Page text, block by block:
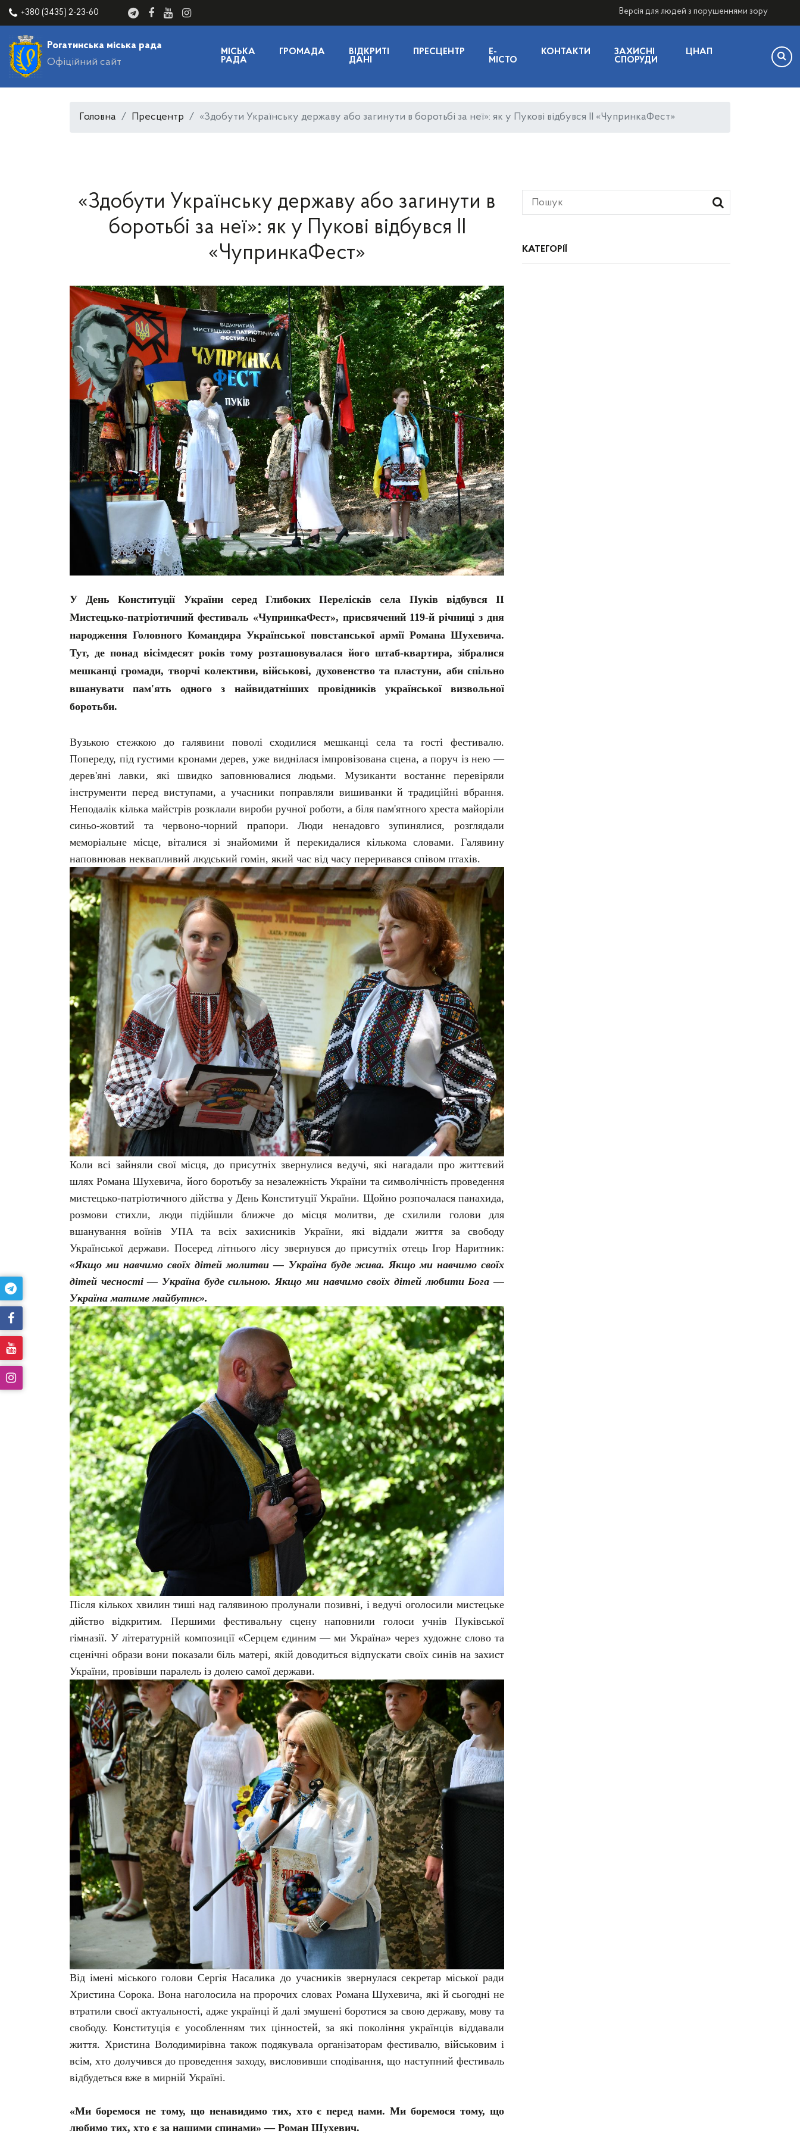
+380 (3435) 2-23-60 Версія для людей з порушеннями зору
Рогатинська міська рада
Офіційний сайт
МІСЬКА
РАДА
ГРОМАДА
ВІДКРИТІ
ДАНІ
ПРЕСЦЕНТР
E-
МІСТО
КОНТАКТИ
ЗАХИСНІ
СПОРУДИ
ЦНАП
Головна Пресцентр «Здобути Українську державу або загинути в боротьбі за неї»: як у Пукові відбувся ІІ «ЧупринкаФест»
КАТЕГОРІЇ
«Здобути Українську державу або загинути в
боротьбі за неї»: як у Пукові відбувся ІІ
«ЧупринкаФест»
У День Конституції України серед Глибоких Перелісків села Пуків відбувся ІІ
Мистецько-патріотичний фестиваль «ЧупринкаФест», присвячений 119-й річниці з дня
народження Головного Командира Української повстанської армії Романа Шухевича.
Тут, де понад вісімдесят років тому розташовувалася його штаб-квартира, зібралися
мешканці громади, творчі колективи, військові, духовенство та пластуни, аби спільно
вшанувати пам'ять одного з найвидатніших провідників української визвольної
боротьби.
Вузькою стежкою до галявини поволі сходилися мешканці села та гості фестивалю.
Попереду, під густими кронами дерев, уже виднілася імпровізована сцена, а поруч із нею —
дерев'яні лавки, які швидко заповнювалися людьми. Музиканти востаннє перевіряли
інструменти перед виступами, а учасники поправляли вишиванки й традиційні вбрання.
Неподалік кілька майстрів розклали вироби ручної роботи, а біля пам'ятного хреста майоріли
синьо-жовтий та червоно-чорний прапори. Люди ненадовго зупинялися, розглядали
меморіальне місце, віталися зі знайомими й перекидалися кількома словами. Галявину
наповнював неквапливий людський гомін, який час від часу переривався співом птахів.
Коли всі зайняли свої місця, до присутніх звернулися ведучі, які нагадали про життєвий
шлях Романа Шухевича, його боротьбу за незалежність України та символічність проведення
мистецько-патріотичного дійства у День Конституції України. Щойно розпочалася панахида,
розмови стихли, люди підійшли ближче до місця молитви, де схилили голови для
вшанування воїнів УПА та всіх захисників України, які віддали життя за свободу
Української держави. Посеред літнього лісу звернувся до присутніх отець Ігор Наритник:
«Якщо ми навчимо своїх дітей молитви — Україна буде жива. Якщо ми навчимо своїх
дітей чесності — Україна буде сильною. Якщо ми навчимо своїх дітей любити Бога —
Україна матиме майбутнє».
Після кількох хвилин тиші над галявиною пролунали позивні, і ведучі оголосили мистецьке
дійство відкритим. Першими фестивальну сцену наповнили голоси учнів Пуківської
гімназії. У літературній композиції «Серцем єдиним — ми Україна» через художнє слово та
сценічні образи вони показали біль матері, якій доводиться відпускати своїх синів на захист
України, провівши паралель із долею самої держави.
Від імені міського голови Сергія Насалика до учасників звернулася секретар міської ради
Христина Сорока. Вона наголосила на пророчих словах Романа Шухевича, які й сьогодні не
втратили своєї актуальності, адже українці й далі змушені боротися за свою державу, мову та
свободу. Конституція є уособленням тих цінностей, за які покоління українців віддавали
життя. Христина Володимирівна також подякувала організаторам фестивалю, військовим і
всім, хто долучився до проведення заходу, висловивши сподівання, що наступний фестиваль
відбудеться вже в мирній Україні.
«Ми боремося не тому, що ненавидимо тих, хто є перед нами. Ми боремося тому, що
любимо тих, хто є за нашими спинами» — Роман Шухевич.